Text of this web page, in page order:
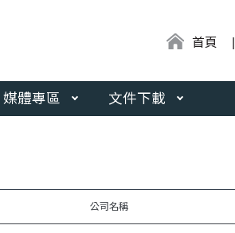
::: 首頁
媒體專區 文件下載
公司名稱